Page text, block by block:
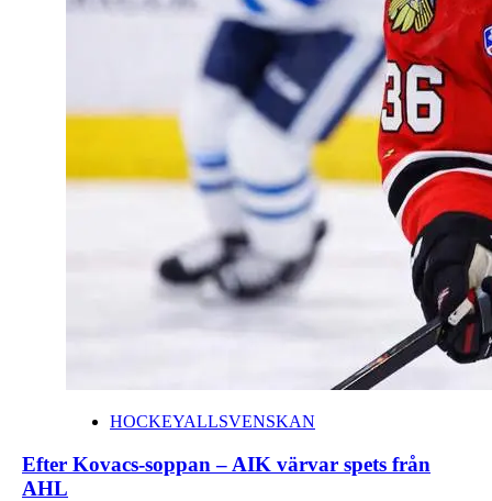
HOCKEYALLSVENSKAN
Efter Kovacs-soppan – AIK värvar spets från
AHL